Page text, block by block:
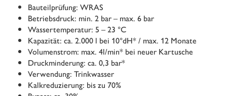
Bauteilprüfung: WRAS
Betriebsdruck: min. 2 bar – max. 6 bar
Wassertemperatur: 5 – 23 °C
Kapazität: ca. 2.000 l bei 10°dH* / max. 12 Monate
Volumenstrom: max. 4l/min* bei neuer Kartusche
Druckminderung: ca. 0,3 bar*
Verwendung: Trinkwasser
Kalkreduzierung: bis zu 70%